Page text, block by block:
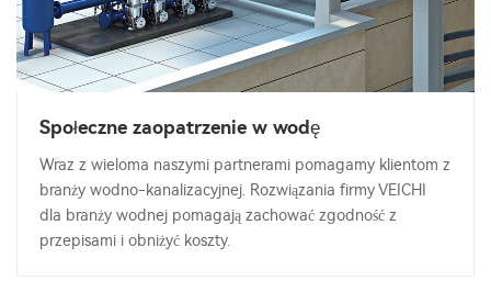
Społeczne zaopatrzenie w wodę
Wraz z wieloma naszymi partnerami pomagamy klientom z
branży wodno-kanalizacyjnej. Rozwiązania firmy VEICHI
dla branży wodnej pomagają zachować zgodność z
przepisami i obniżyć koszty.